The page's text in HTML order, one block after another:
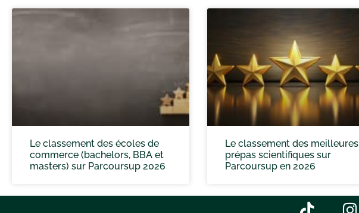
Le classement des écoles de
commerce (bachelors, BBA et
masters) sur Parcoursup 2026
Le classement des meilleures
prépas scientifiques sur
Parcoursup en 2026